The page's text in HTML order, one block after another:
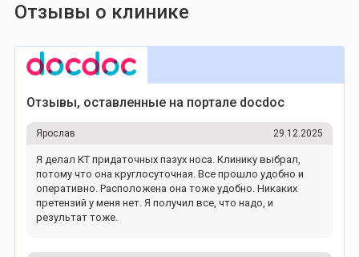
Отзывы о клинике
Отзывы, оставленные на портале docdoc
Ярослав 29.12.2025
Я делал КТ придаточных пазух носа. Клинику выбрал,
потому что она круглосуточная. Все прошло удобно и
оперативно. Расположена она тоже удобно. Никаких
претензий у меня нет. Я получил все, что надо, и
результат тоже.